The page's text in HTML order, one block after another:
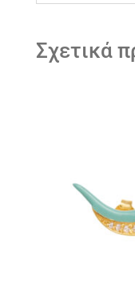
Σχετικά